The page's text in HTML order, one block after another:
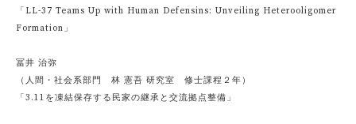
「LL-37 Teams Up with Human Defensins: Unveiling Heterooligomer
Formation」
冨井 治弥
（人間・社会系部門 林 憲吾 研究室 修士課程２年）
「3.11を凍結保存する民家の継承と交流拠点整備」